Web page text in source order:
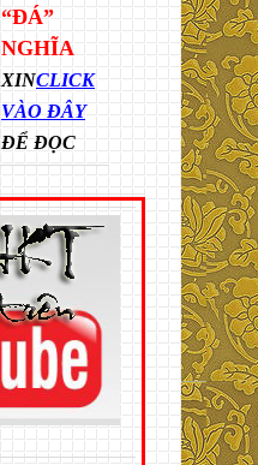
“ĐÁ”
NGHĨA
XINCLICK
VÀO ĐÂY
ĐỂ ĐỌC